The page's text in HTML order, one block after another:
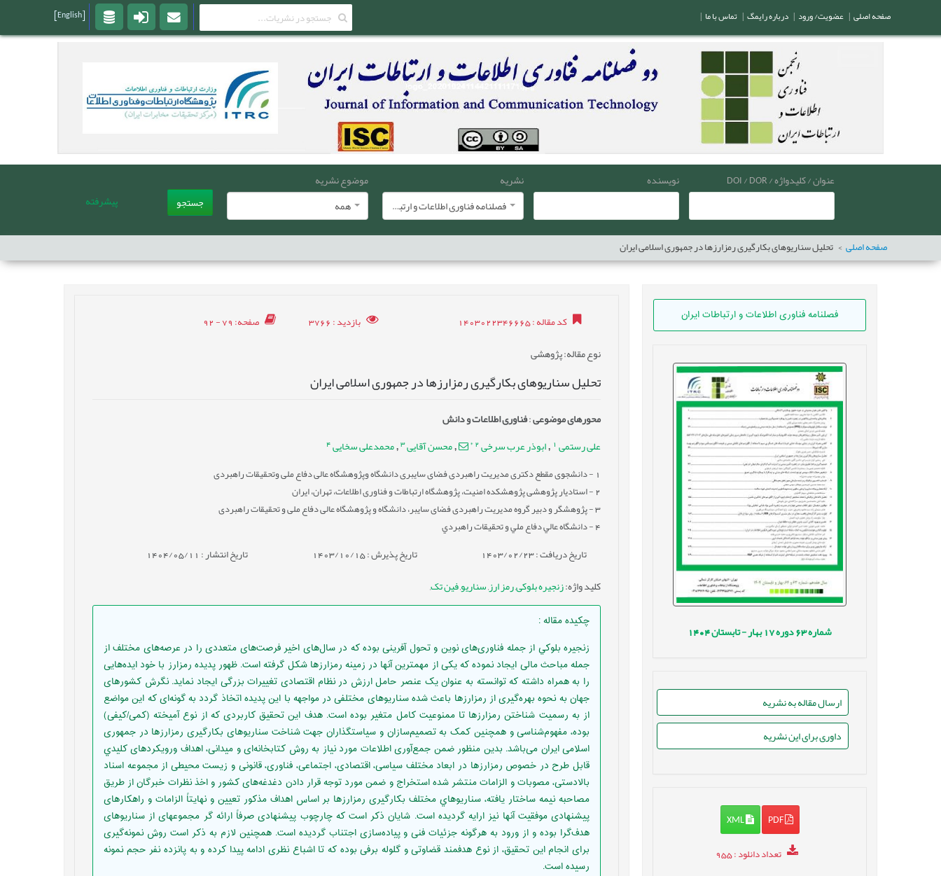
عنوان / کلیدواژه / DOI / DOR نویسنده
نشریه
فصلنامه فناوری اطلاعات و ارتباطات ایران
موضوع نشریه
همه
جستجو پیشرفته
صفحه اصلی تحلیل سناریو‌های بکارگیری رمزارزها در جمهوری اسلامی ایران
فصلنامه فناوری اطلاعات و ارتباطات ایران
شماره63 دوره بهار - تابستان1404
ارسال مقاله به نشریه
داوری برای این نشریه
PDF
XML
تعداد دانلود: 955
کد مقاله: 1403022346665 بازدید: 3766 صفحه: 79 - 92
نوع مقاله: پژوهشی
تحلیل سناریو‌های بکارگیری رمزارزها در جمهوری اسلامی ایران
محورهای موضوعی:فناوری اطلاعات و دانش
علی رستمی 1
,ابوذر عرب سرخی2
*
,محسن آقایی3
,محمدعلی سخایی4
1 - دانشجوی مقطع دکتری مدیریت راهبردی فضای سایبری دانشگاه وپژوهشگاه عالی دفاع ملی وتحقیقات راهبردی
2- استادیار پژوهشی پژوهشکده امنیت، پژوهشگاه ارتباطات و فناوری اطلاعات، تهران، ایران
3- پژوهشگر و دبیر گروه مدیریت راهبردی فضای سایبر، دانشگاه و پژوهشگاه عالی دفاع ملی و تحقیقات راهبردی
4- دانشگاه عالي دفاع ملي و تحقيقات راهبردي
تاریخ دریافت : 1403/02/23 تاریخ پذیرش : 1403/10/15 تاریخ انتشار : 1404/05/11
کلید واژه:زنجیره بلوکی,رمز ارز,سناریو,فین تک,
چکیده مقاله:
زنجيره بلوکي از جمله فناوری‌های نوین و تحول آفرینی بوده که در سال‌های اخیر فرصت‌های متعددی را در عرصه‌های مختلف از
جمله مباحث مالی ایجاد نموده که یکی از مهمترين آنها در زمينه رمزارزها شکل گرفته است. ظهور پدیده رمزارز با خود ایده‌هایی
را به همراه داشته که توانسته به عنوان یک عنصر حامل ارزش در نظام اقتصادی تغییرات بزرگی ایجاد نماید. نگرش کشورهای
جهان به نحوه بهره‌گیری از رمزارزها باعث شده سناریو‌های مختلفی در مواجهه با این پدیده اتخاذ گردد به گونه‌ای که این مواضع
از به رسمیت شناختن رمزارزها تا ممنوعیت کامل متغیر بوده است. هدف این تحقیق کاربردی که از نوع آمیخته (کمی/کیفی)
بوده، مفهوم‌شناسی و همچنین کمک به تصمیم‌سازان و سیاستگذاران جهت شناخت سناریو‌های بکارگیری رمزارزها در جمهوری
اسلامی ایران می‌باشد. بدین منظور ضمن جمع‌آوری اطلاعات مورد نیاز به روش کتابخانه‌ای و میدانی، اهداف ورویکرد‌های كليدي
قابل طرح در خصوص رمزارزها در ابعاد مختلف سیاسی، اقتصادی، اجتماعی، فناوری، قانونی و زیست محیطی از مجموعه اسناد
بالادستی، مصوبات و الزامات منتشر شده استخراج و ضمن مورد توجه قرار دادن دغدغه‌های کشور و اخذ نظرات خبرگان از طریق
مصاحبه نیمه ساختار یافته، سناريوهاي مختلف بکارگیری رمزارز‌ها بر اساس اهداف مذکور تعیین و نهایتاً الزامات و راهکارهای
پیشنهادی موفقیت آنها نیز ارایه گردیده است. شایان ذکر است که چارچوب پیشنهادی صرفاً ارائه گر مجموعه‎ای از سناریوهای
هدف‌گرا بوده و از ورود به هرگونه جزئیات فنی و پیاده‌سازی اجتناب گردیده است. همچنین لازم به ذکر است روش نمونه‌گیری
برای انجام این تحقیق، از نوع هدفمند قضاوتی و گلوله برفی بوده که تا اشباع نظری ادامه پیدا کرده و به پانزده نفر حجم نمونه
رسیده است.
صفحه اصلی | عضویت/ ورود | درباره رایمگ | تماس با ما |
[English]